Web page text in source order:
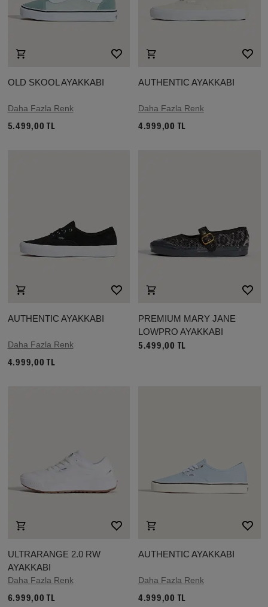
OLD SKOOL AYAKKABI
Daha Fazla Renk
5.499,00 TL
AUTHENTIC AYAKKABI
Daha Fazla Renk
4.999,00 TL
AUTHENTIC AYAKKABI
Daha Fazla Renk
4.999,00 TL
PREMIUM MARY JANE
LOWPRO AYAKKABI
5.499,00 TL
ULTRARANGE 2.0 RW
AYAKKABI
Daha Fazla Renk
6.999,00 TL
AUTHENTIC AYAKKABI
Daha Fazla Renk
4.999,00 TL